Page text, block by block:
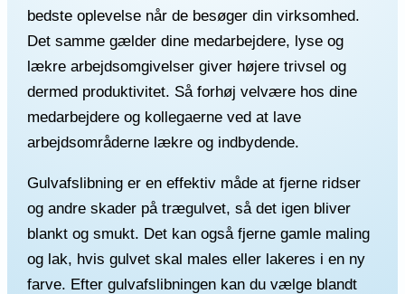
bedste oplevelse når de besøger din virksomhed.
Det samme gælder dine medarbejdere, lyse og
lækre arbejdsomgivelser giver højere trivsel og
dermed produktivitet. Så forhøj velvære hos dine
medarbejdere og kollegaerne ved at lave
arbejdsområderne lækre og indbydende.
Gulvafslibning er en effektiv måde at fjerne ridser
og andre skader på trægulvet, så det igen bliver
blankt og smukt. Det kan også fjerne gamle maling
og lak, hvis gulvet skal males eller lakeres i en ny
farve. Efter gulvafslibningen kan du vælge blandt